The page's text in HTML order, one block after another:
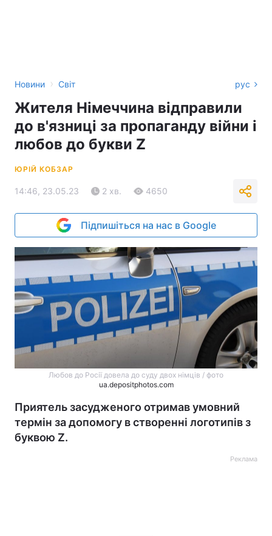
Новини › Світ рус
Жителя Німеччина відправили
до в'язниці за пропаганду війни і
любов до букви Z
ЮРІЙ КОБЗАР
14:46, 23.05.23 2 хв. 4650
Підпишіться на нас в Google
Любов до Росії довела до суду двох німців / фото
ua.depositphotos.com
Приятель засудженого отримав умовний
термін за допомогу в створенні логотипів з
буквою Z.
Реклама